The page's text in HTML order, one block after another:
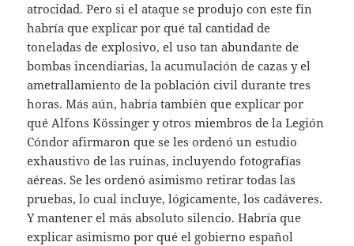
atrocidad. Pero si el ataque se produjo con este fin
habría que explicar por qué tal cantidad de
toneladas de explosivo, el uso tan abundante de
bombas incendiarias, la acumulación de cazas y el
ametrallamiento de la población civil durante tres
horas. Más aún, habría también que explicar por
qué Alfons Kössinger y otros miembros de la Legión
Cóndor afirmaron que se les ordenó un estudio
exhaustivo de las ruinas, incluyendo fotografías
aéreas. Se les ordenó asimismo retirar todas las
pruebas, lo cual incluye, lógicamente, los cadáveres.
Y mantener el más absoluto silencio. Habría que
explicar asimismo por qué el gobierno español